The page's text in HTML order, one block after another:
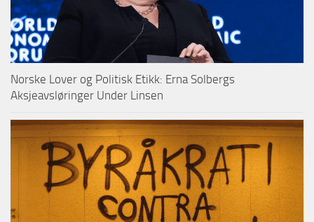
Norske Lover og Politisk Etikk: Erna Solbergs
Aksjeavsløringer Under Linsen